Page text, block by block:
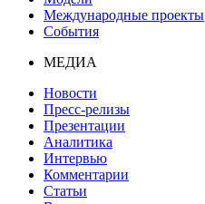
Международные проекты
События
МЕДИА
Новости
Пресс-релизы
Презентации
Аналитика
Интервью
Комментарии
Статьи